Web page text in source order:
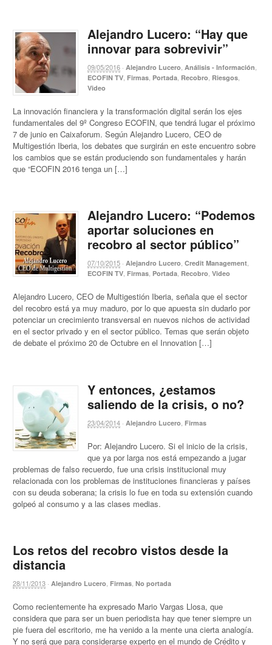
Alejandro Lucero: “Hay que
innovar para sobrevivir”
09/05/2016 · Alejandro Lucero Análisis - Información
ECOFIN TV Firmas Portada Recobro Riesgos
Video
La innovación financiera y la transformación digital serán los ejes
fundamentales del 9º Congreso ECOFIN, que tendrá lugar el próximo
7 de junio en Caixaforum. Según Alejandro Lucero, CEO de
Multigestión Iberia, los debates que surgirán en este encuentro sobre
los cambios que se están produciendo son fundamentales y harán
que “ECOFIN 2016 tenga un […]
Alejandro Lucero: “Podemos
aportar soluciones en
recobro al sector público”
07/10/2015 ·Alejandro Lucero,Credit Management,
ECOFIN TV, Firmas, Portada, Recobro,Video
Alejandro Lucero, CEO de Multigestión Iberia, señala que el sector
del recobro está ya muy maduro, por lo que apuesta sin dudarlo por
potenciar un crecimiento transversal en nuevos nichos de actividad
en el sector privado y en el sector público. Temas que serán objeto
de debate el próximo 20 de Octubre en el Innovation […]
Y entonces, ¿estamos
saliendo de la crisis, o no?
23/04/2014 · Alejandro Lucero Firmas
Por: Alejandro Lucero. Si el inicio de la crisis,
que ya por larga nos está empezando a jugar
problemas de falso recuerdo, fue una crisis institucional muy
relacionada con los problemas de instituciones financieras y países
con su deuda soberana; la crisis lo fue en toda su extensión cuando
golpeó al consumo y a las clases medias.
Los retos del recobro vistos desde la
distancia
28/11/2013 · Alejandro Lucero Firmas ,No portada
Como recientemente ha expresado Mario Vargas Llosa, que
considera que para ser un buen periodista hay que tener siempre un
pie fuera del escritorio, me ha venido a la mente una cierta analogía.
Y no será que para considerarse experto en el mundo de Crédito y